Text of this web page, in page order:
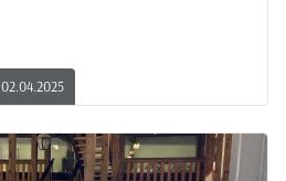
02.04.2025